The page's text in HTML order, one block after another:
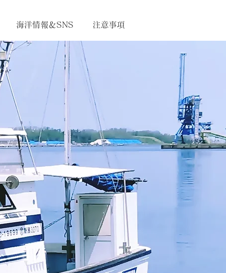
海洋情報＆SNS 注意事項